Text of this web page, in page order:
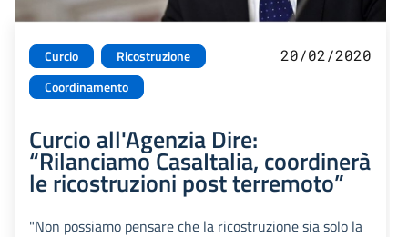
Curcio
Ricostruzione
Coordinamento
20/02/2020
Curcio all'Agenzia Dire:
“Rilanciamo CasaItalia, coordinerà
le ricostruzioni post terremoto”
"Non possiamo pensare che la ricostruzione sia solo la